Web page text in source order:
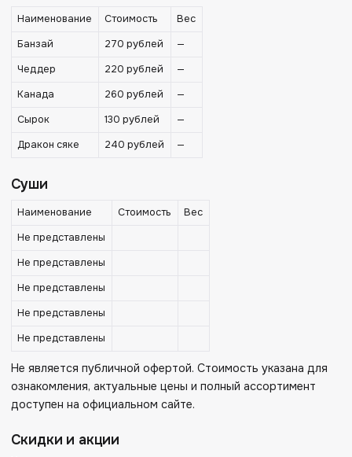
Наименование Стоимость
Вес
Банзай
270 рублей
—
Чеддер
220 рублей
—
Канада
260 рублей
—
Сырок
130 рублей
—
Дракон сяке
240 рублей —
Суши
Наименование Стоимость
Вес
Не представлены
Не представлены
Не представлены
Не представлены
Не представлены
Не является публичной офертой. Стоимость указана для
ознакомления, актуальные цены и полный ассортимент
доступен на официальном сайте.
Скидки и акции